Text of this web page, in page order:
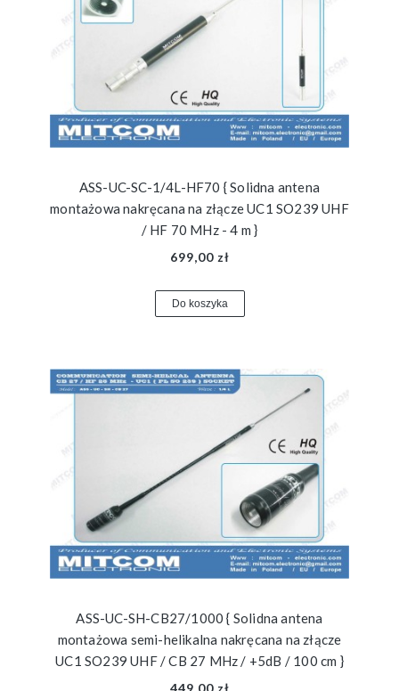
ASS-UC-SC-1/4L-HF70 { Solidna antena
montażowa nakręcana na złącze UC1 SO239 UHF
/ HF 70 MHz - 4 m }
699,00 zł
Do koszyka
ASS-UC-SH-CB27/1000 { Solidna antena
montażowa semi-helikalna nakręcana na złącze
UC1 SO239 UHF / CB 27 MHz / +5dB / 100 cm }
449,00 zł